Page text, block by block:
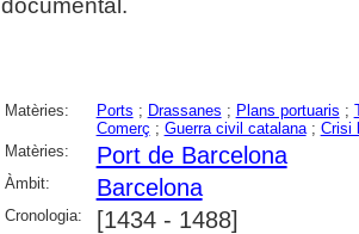
documental.
Matèries: Ports ; Drassanes ; Plans portuaris ;
Comerç ; Guerra civil catalana; Crisi
Matèries:
Port de Barcelona
Àmbit: Barcelona
Cronologia: [1434 - 1488]